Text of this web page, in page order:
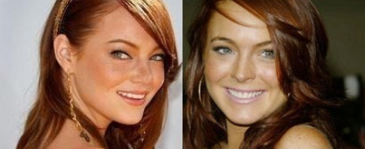
Случайное сходство 👍
Создать сходство
Для публикации необходима авторизация
Поиск